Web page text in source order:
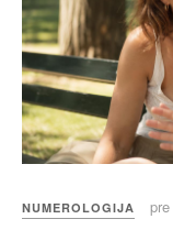
NUMEROLOGIJA